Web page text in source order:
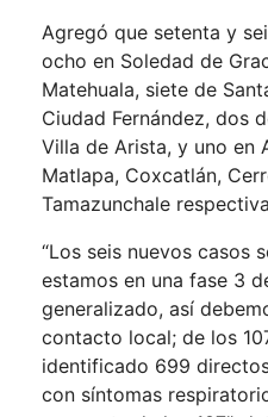
Agregó que setenta y
ocho en Soledad de
Matehuala, siete de
Ciudad Fernández, dos
Villa de Arista, y uno en
Matlapa, Coxcatlán,
Tamazunchale
“Los seis nuevos casos
estamos en una fase 3
generalizado, así
contacto local; de los
identificado 699
con síntomas